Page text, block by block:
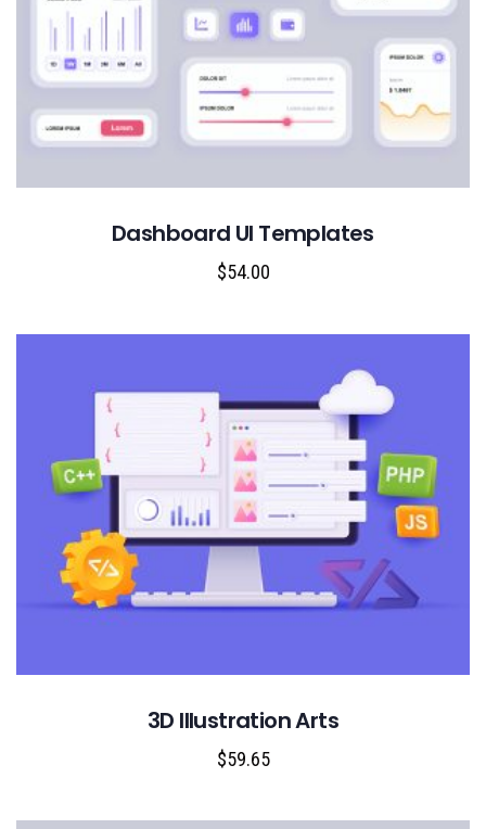
Dashboard UI Templates
$54.00
3D Illustration Arts
$59.65